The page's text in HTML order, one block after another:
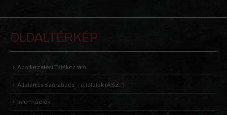
OLDALTÉRKÉP
Adatkezelési Tájékoztató
Általános Szerződési Feltételek (ÁSZF)
Információk